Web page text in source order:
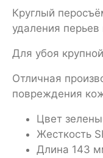
Круглый
удаления
Для убоя
Отличная
повреждения
Цвет
Жесткость
Длина 143